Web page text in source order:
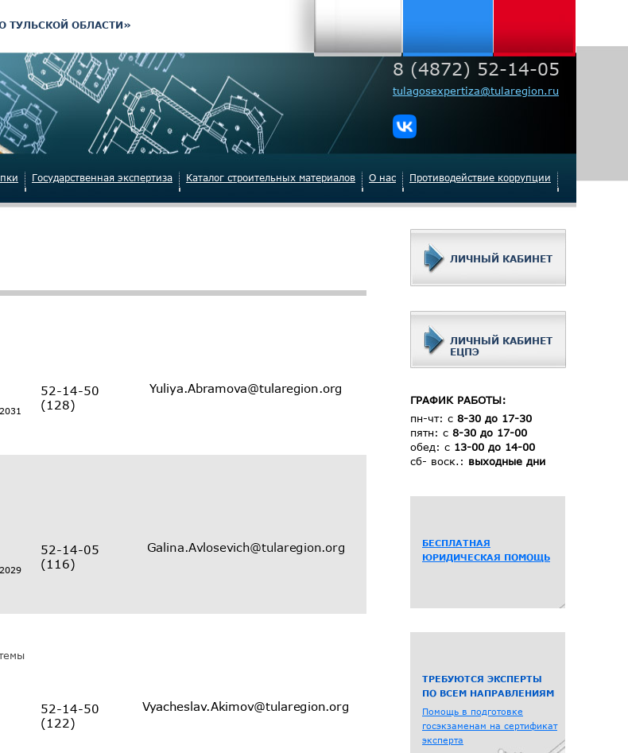
ТУЛЬСКОЙ ОБЛАСТИ»
8 (4872) 52-14-05
tulagosexpertiza@tularegion.ru
Государственная экспертиза Каталог строительных материалов О нас Противодействие коррупции
52-14-50
(128)
52-14-05
(116)
52-14-50
(122)
ЛИЧНЫЙ КАБИНЕТ
ЛИЧНЫЙ КАБИНЕТ
ЕЦПЭ
ГРАФИК РАБОТЫ:
пн-чт: с 8-30 до 17-30
пятн: с 8-30 до 17-00
обед: с 13-00 до 14-00
сб- воск.: выходные дни
БЕСПЛАТНАЯ
ЮРИДИЧЕСКАЯ ПОМОЩЬ
ТРЕБУЮТСЯ ЭКСПЕРТЫ
ПО ВСЕМ НАПРАВЛЕНИЯМ
Помощь в подготовке
госэкзаменам на сертификат
эксперта